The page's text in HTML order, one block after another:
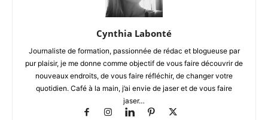
Cynthia Labonté
Journaliste de formation, passionnée de rédac et blogueuse par
pur plaisir, je me donne comme objectif de vous faire découvrir de
nouveaux endroits, de vous faire réfléchir, de changer votre
quotidien. Café à la main, j’ai envie de jaser et de vous faire
jaser…